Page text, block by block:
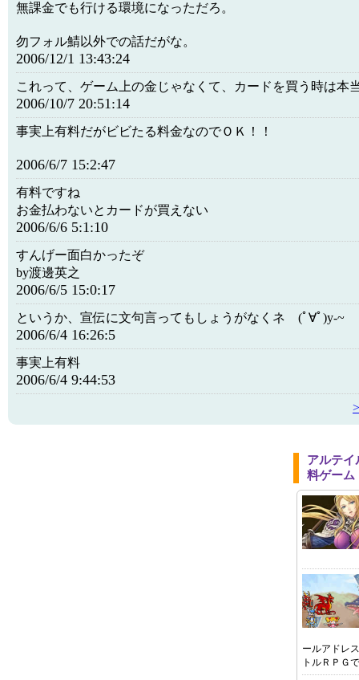
無課金でも行ける環境になっただろ。
勿フォル鯖以外での話だがな。
2006/12/1 13:43:24
これって、ゲーム上の金じゃなくて、カードを買う時は本
2006/10/7 20:51:14
事実上有料だがビビたる料金なのでＯＫ！！
2006/6/7 15:2:47
有料ですね
お金払わないとカードが買えない
2006/6/6 5:1:10
すんげー面白かったぞ
by渡邊英之
2006/6/5 15:0:17
というか、宣伝に文句言ってもしょうがなくネ (ﾟ∀ﾟ)y-~
2006/6/4 16:26:5
事実上有料
2006/6/4 9:44:53
アルテイ
料ゲーム
ールアドレ
トルＲＰＧ